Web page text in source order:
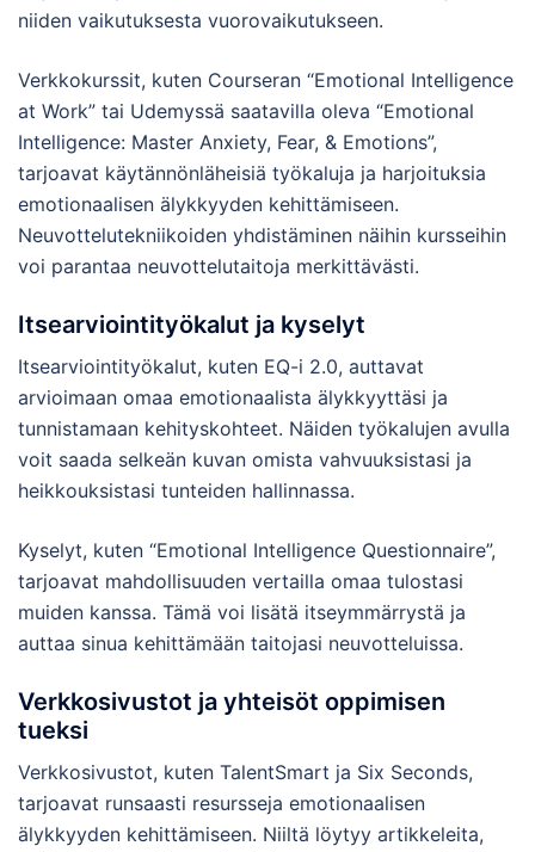
niiden vaikutuksesta vuorovaikutukseen.
Verkkokurssit, kuten Courseran “Emotional Intelligence
at Work” tai Udemyssä saatavilla oleva “Emotional
Intelligence: Master Anxiety, Fear, & Emotions”,
tarjoavat käytännönläheisiä työkaluja ja harjoituksia
emotionaalisen älykkyyden kehittämiseen.
Neuvottelutekniikoiden yhdistäminen näihin kursseihin
voi parantaa neuvottelutaitoja merkittävästi.
Itsearviointityökalut ja kyselyt
Itsearviointityökalut, kuten EQ-i 2.0, auttavat
arvioimaan omaa emotionaalista älykkyyttäsi ja
tunnistamaan kehityskohteet. Näiden työkalujen avulla
voit saada selkeän kuvan omista vahvuuksistasi ja
heikkouksistasi tunteiden hallinnassa.
Kyselyt, kuten “Emotional Intelligence Questionnaire”,
tarjoavat mahdollisuuden vertailla omaa tulostasi
muiden kanssa. Tämä voi lisätä itseymmärrystä ja
auttaa sinua kehittämään taitojasi neuvotteluissa.
Verkkosivustot ja yhteisöt oppimisen
tueksi
Verkkosivustot, kuten TalentSmart ja Six Seconds,
tarjoavat runsaasti resursseja emotionaalisen
älykkyyden kehittämiseen. Niiltä löytyy artikkeleita,